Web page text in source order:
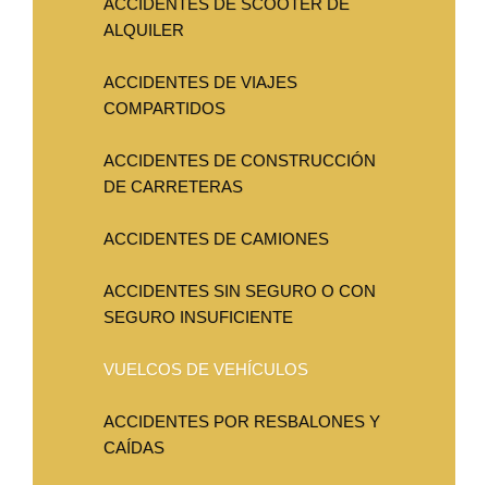
ACCIDENTES DE SCOOTER DE
ALQUILER
ACCIDENTES DE VIAJES
COMPARTIDOS
ACCIDENTES DE CONSTRUCCIÓN
DE CARRETERAS
ACCIDENTES DE CAMIONES
ACCIDENTES SIN SEGURO O CON
SEGURO INSUFICIENTE
VUELCOS DE VEHÍCULOS
ACCIDENTES POR RESBALONES Y
CAÍDAS